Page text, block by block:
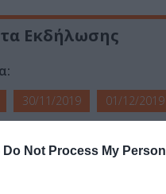
Do Not Process My
Εκδήλωσης
30/11/2019
01/12/2019
- 21:00